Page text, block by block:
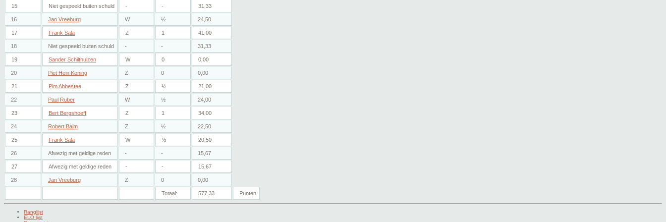
15 Niet gespeeld buiten schuld - - 31,33
16 Jan Vreeburg W ½ 24,50
17 Frank Sala Z 1 41,00
18 Niet gespeeld buiten schuld - - 31,33
19 Sander Schilthuizen W 0 0,00
20 Piet Hein Koning Z 0 0,00
21 Pim Abbestee Z ½ 21,00
22 Paul Ruber W ½ 24,00
23 Bert Bergshoeff Z 1 34,00
24 Robert Balm Z ½ 22,50
25 Frank Sala W ½ 20,50
26 Afwezig met geldige reden - - 15,67
27 Afwezig met geldige reden - - 15,67
28 Jan Vreeburg Z 0 0,00
Totaal: 577,33 Punten
Ranglijst
ELO lijst